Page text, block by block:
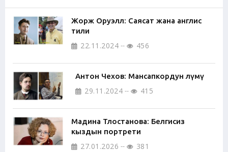
Жорж Оруэлл: Саясат жана англис
тили
22.11.2024 456
Антон Чехов: Мансапкордун өлүмү
29.11.2024 415
Мадина Тлостанова: Белгисиз
кыздын портрети
27.01.2026 381